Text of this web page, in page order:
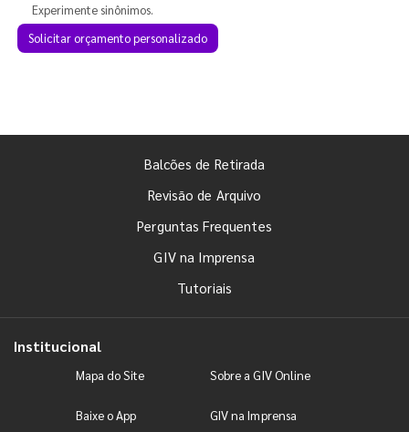
Experimente sinônimos.
Solicitar orçamento personalizado
Balcões de Retirada
Revisão de Arquivo
Perguntas Frequentes
GIV na Imprensa
Tutoriais
Institucional
Mapa do Site Sobre a GIV Online
Baixe o App GIV na Imprensa